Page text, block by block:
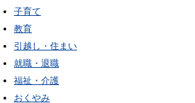
子育て
教育
引越し・住まい
就職・退職
福祉・介護
おくやみ